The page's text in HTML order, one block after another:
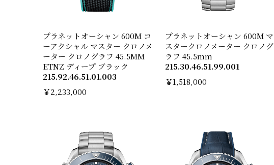
プラネットオーシャン 600 M コ
ーアクシャル マスター クロノメ
ーター クロノグラフ 45.5M M
ETNZ ディープ ブラッ ク
215.92.46.51.01.003
￥2,233,000
プラネットオーシャン 600M マ
スタークロノメーター クロノグ
ラフ 45.5mm
215.30.46.51.99.001
￥1,518,000